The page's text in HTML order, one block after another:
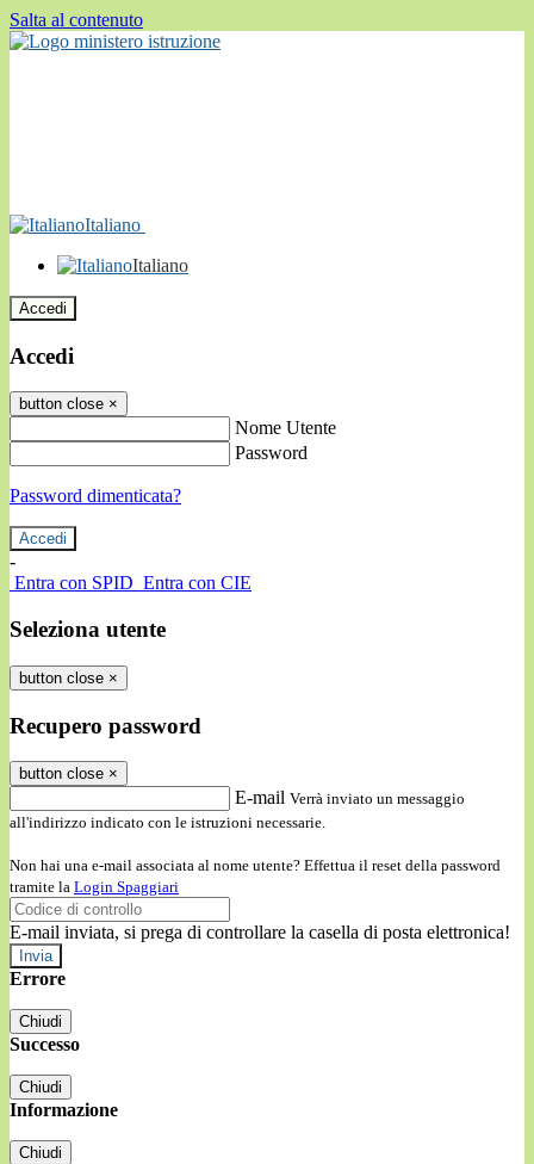
Salta al contenuto
Italiano
Italiano
Accedi
Accedi
button close ×
Nome Utente
Password
Password dimenticata?
-
Entra con SPID Entra con CIE
Seleziona utente
button close ×
Recupero password
button close ×
E-mail Verrà inviato un messaggio
all'indirizzo indicato con le istruzioni necessarie.
Non hai una e-mail associata al nome utente? Effettua il reset della password
tramite la Login Spaggiari
E-mail inviata, si prega di controllare la casella di posta elettronica!
Errore
Chiudi
Successo
Chiudi
Informazione
Chiudi